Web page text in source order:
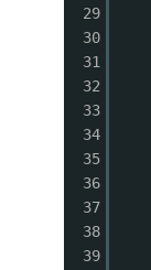
29
30
31
32
33
34
35
36
37
38
39